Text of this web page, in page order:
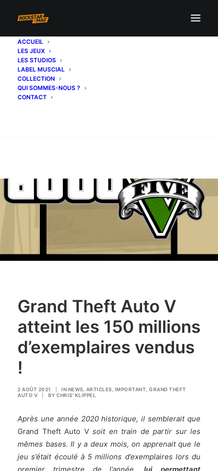
ACCUEIL
LES JEUX
LES STUDIOS
LABEL MUSCIAL
COLLECTION
QUI SOMMES-NOUS ?
CONTACT
Grand Theft Auto V
atteint les 150 millions
d’exemplaires vendus
!
2 AOÛT 2021 IN NEWS ARTICLES IMPORTANT GRAND THEFT
AUTO V
BY CHRIS' KLIPPEL
Après une année 2020 historique, il semblerait que
Grand Theft Auto Vsoit en train de partir sur les
mêmes bases. Il y a deux mois, on apprenait que le
jeu s’était écoulé à 5 millions d’exemplaires lors du